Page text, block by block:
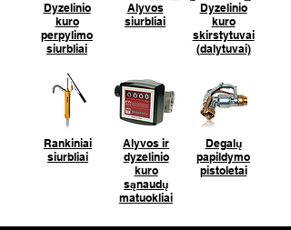
Dyzelinio
kuro
perpylimo
siurbliai
Alyvos
siurbliai
Dyzelinio
kuro
skirstytuvai
(dalytuvai)
Rankiniai
siurbliai
Alyvos ir
dyzelinio
kuro
sąnaudų
matuokliai
Degalų
papildymo
pistoletai